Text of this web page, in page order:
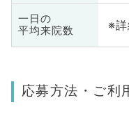
一日の
平均来院数
※
応募方法・ご利